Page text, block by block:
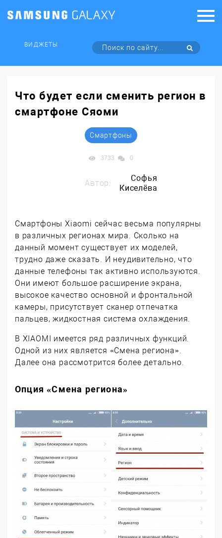
ВИДЖЕТЫ
Что будет если сменить регион в
смартфоне Сяоми
Смартфоны
3733 0
Автор:
Софья
Киселёва
Смартфоны Xiaomi сейчас весьма популярны
в различных регионах мира. Сколько на
данный момент существует их моделей,
трудно даже сказать. И неудивительно, что
данные телефоны так активно используются.
Они имеют большое расширение экрана,
высокое качество основной и фронтальной
камеры, присутствует сканер отпечатка
пальцев, жидкостная система охлаждения.
В XIAOMI имеется ряд различных функций.
Одной из них является «Смена региона».
Далее она рассмотрится более детально.
Опция «Смена региона»